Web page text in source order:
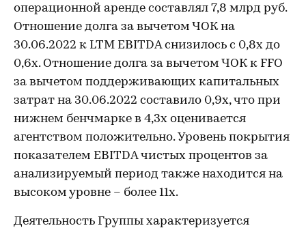
операционной аренде составлял 7,8 млрд руб.
Отношение долга за вычетом ЧОК на
30.06.2022 к LTM EBITDA снизилось с 0,8х до
0,6х. Отношение долга за вычетом ЧОК к FFO
за вычетом поддерживающих капитальных
затрат на 30.06.2022 составило 0,9x, что при
нижнем бенчмарке в 4,3х оценивается
агентством положительно. Уровень покрытия
показателем EBITDA чистых процентов за
анализируемый период также находится на
высоком уровне – более 11х.
Деятельность Группы характеризуется